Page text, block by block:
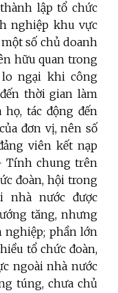
lập tổ chức
nghiệp khu vực
số chủ doanh
hữu quan trong
ngại khi công
thời gian làm
họ, tác động đến
đơn vị, nên số
viên kết nạp
Tính chung trên
đoàn, hội trong
nhà nước được
tăng, nhưng
nghiệp; phần lớn
tổ chức đoàn,
ngoài nhà nước
túng, chưa chủ